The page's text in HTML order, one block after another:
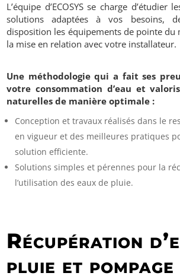
L’équipe d’ECOSYS se charge d’étudier
solutions adaptées à vos besoins,
disposition les équipements de pointe du
la mise en relation avec votre installateur.
Une méthodologie qui a fait ses
votre consommation d’eau et
naturelles de manière optimale :
Conception et travaux réalisés dans le
en vigueur et des meilleures pratiques
solution efficiente.
Solutions simples et pérennes pour la
l’utilisation des eaux de pluie.
Récupération
pluie et pompage